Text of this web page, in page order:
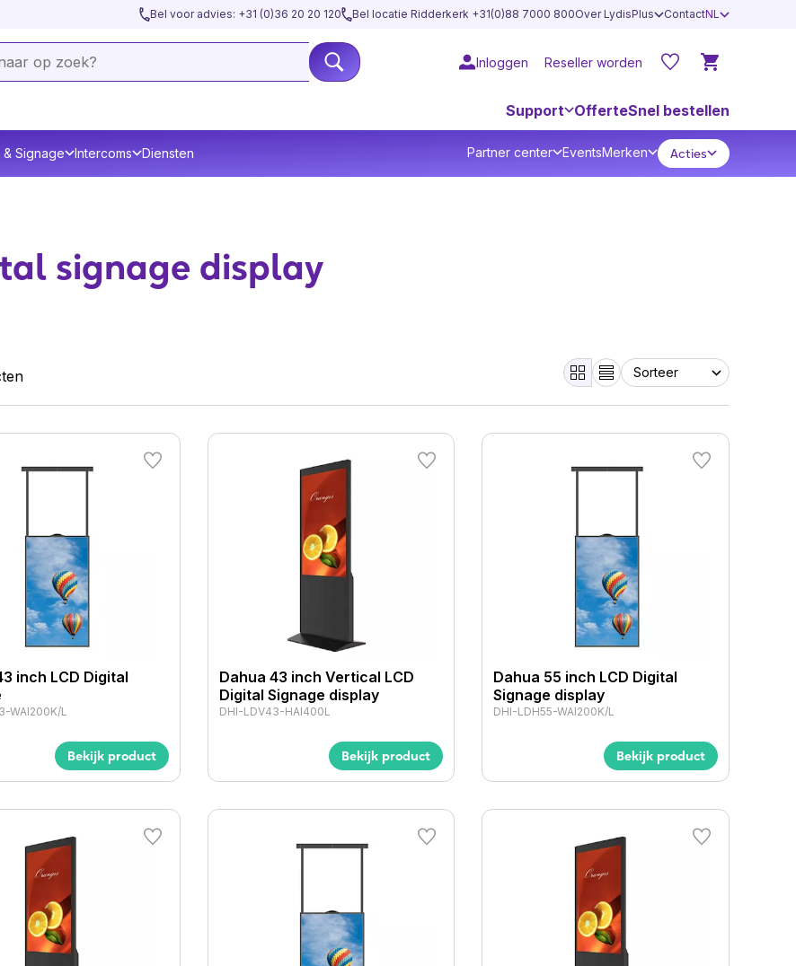
Bel voor advies: +31 (0)36 20 20 120 Bel locatie Ridderkerk +31(0)88 7000 800Over LydisPlus ContactNL
Inloggen Reseller worden
Support OfferteSnel bestellen
Signage Intercoms Diensten Partner center EventsMerken Acties
signage display
inch LCD Digital
WAI200K/L
Bekijk product
Dahua 43 inch Vertical LCD
Digital Signage display
DHI-LDV43-HAI400L
Bekijk product
Dahua 55 inch LCD Digital
Signage display
DHI-LDH55-WAI200K/L
Bekijk product